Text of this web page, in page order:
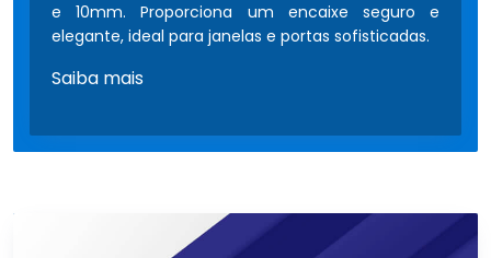
e 10mm. Proporciona um encaixe seguro e
elegante, ideal para janelas e portas sofisticadas.
Saiba mais